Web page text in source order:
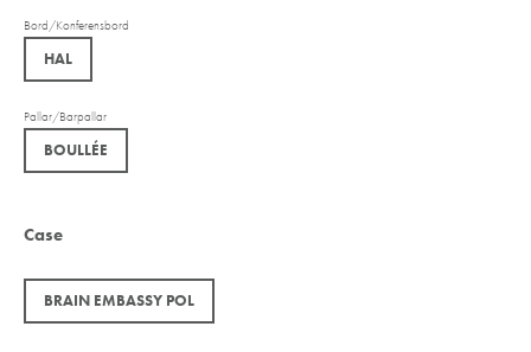
Bord/Konferensbord
HAL
Pallar/Barpallar
BOULLÉE
Case
BRAIN EMBASSY POL